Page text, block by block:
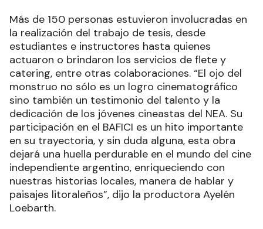
Cine Arte Cacodelphia 3. En Formosa el corto se
proyectó el 22 de marzo en el cine-Teatro Italia.
Recibí las noticias en tu email
RECIBIR NEWSLETTER
Más de 150 personas estuvieron involucradas en
la realización del trabajo de tesis, desde
estudiantes e instructores hasta quienes